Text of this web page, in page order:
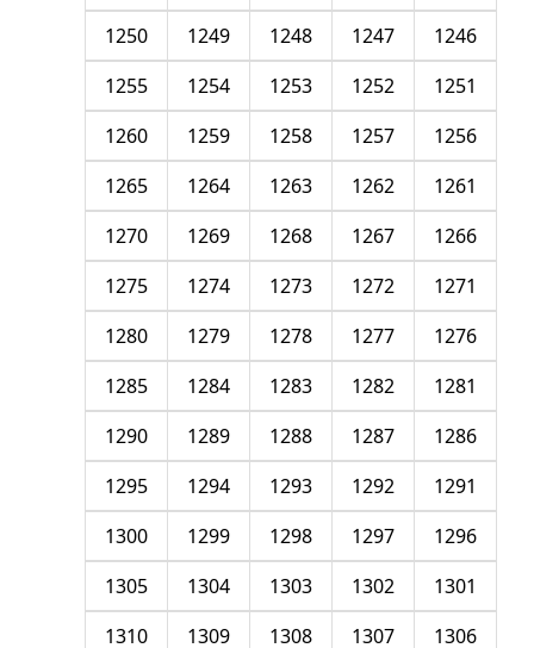
1246
1247
1248
1249
1250
1251
1252
1253
1254
1255
1256
1257
1258
1259
1260
1261
1262
1263
1264
1265
1266
1267
1268
1269
1270
1271
1272
1273
1274
1275
1276
1277
1278
1279
1280
1281
1282
1283
1284
1285
1286
1287
1288
1289
1290
1291
1292
1293
1294
1295
1296
1297
1298
1299
1300
1301
1302
1303
1304
1305
1306
1307
1308
1309
1310